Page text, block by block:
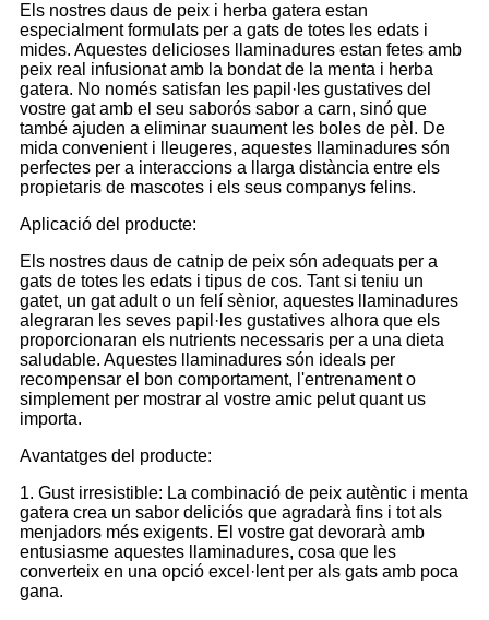
Els nostres daus de peix i herba gatera estan
especialment formulats per a gats de totes les edats i
mides. Aquestes delicioses llaminadures estan fetes amb
peix real infusionat amb la bondat de la menta i herba
gatera. No només satisfan les papil·les gustatives del
vostre gat amb el seu saborós sabor a carn, sinó que
també ajuden a eliminar suaument les boles de pèl. De
mida convenient i lleugeres, aquestes llaminadures són
perfectes per a interaccions a llarga distància entre els
propietaris de mascotes i els seus companys felins.
Aplicació del producte:
Els nostres daus de catnip de peix són adequats per a
gats de totes les edats i tipus de cos. Tant si teniu un
gatet, un gat adult o un felí sènior, aquestes llaminadures
alegraran les seves papil·les gustatives alhora que els
proporcionaran els nutrients necessaris per a una dieta
saludable. Aquestes llaminadures són ideals per
recompensar el bon comportament, l'entrenament o
simplement per mostrar al vostre amic pelut quant us
importa.
Avantatges del producte:
1. Gust irresistible: La combinació de peix autèntic i menta
gatera crea un sabor deliciós que agradarà fins i tot als
menjadors més exigents. El vostre gat devorarà amb
entusiasme aquestes llaminadures, cosa que les
converteix en una opció excel·lent per als gats amb poca
gana.